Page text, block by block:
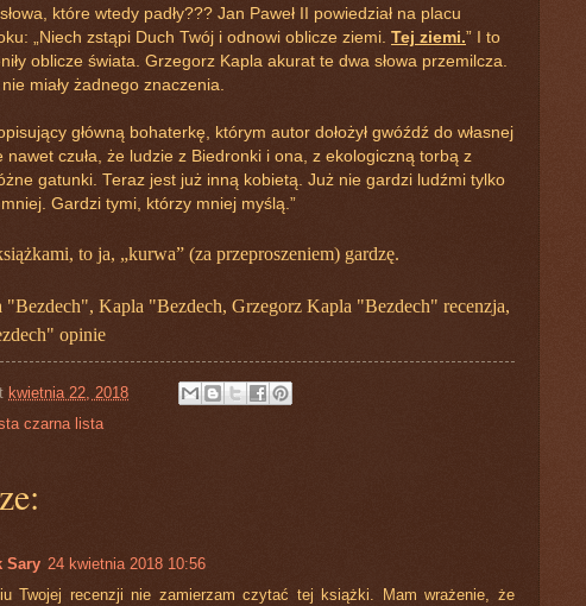
które wtedy padły??? Jan Paweł II powiedział na placu
„Niech zstąpi Duch Twój i odnowi oblicze ziemi. Tej ziemi.” I to
oblicze świata. Grzegorz Kapla akurat te dwa słowa przemilcza.
miały żadnego znaczenia.
główną bohaterkę, którym autor dołożył gwóźdź do własnej
nawet czuła, że ludzie z Biedronki i ona, z ekologiczną torbą z
gatunki. Teraz jest już inną kobietą. Już nie gardzi ludźmi tylko
Gardzi tymi, którzy mniej myślą.”
to ja, „kurwa” (za przeproszeniem) gardzę.
"Bezdech", Kapla "Bezdech, Grzegorz Kapla "Bezdech" recenzja,
opinie
kwietnia 22, 2018
czarna lista
Sary 24 kwietnia 2018 10:56
Twojej recenzji nie zamierzam czytać tej książki. Mam wrażenie, że